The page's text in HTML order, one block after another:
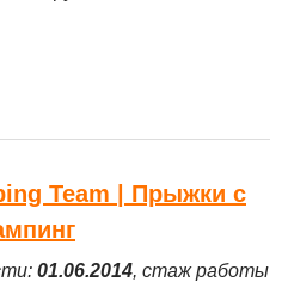
Team | Прыжки с
01.06.2014, стаж работы